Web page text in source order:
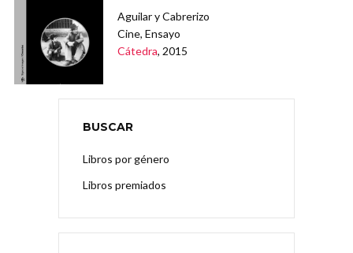
Aguilar y Cabrerizo
Cine, Ensayo
Cátedra, 2015
BUSCAR
Libros por género
Libros premiados